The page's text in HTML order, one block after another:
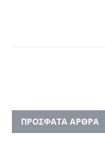
ΠΡΟΣΦΑΤΑ ΑΡΘΡΑ